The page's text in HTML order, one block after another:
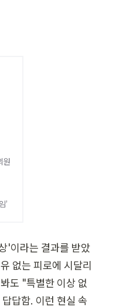
원
’
'이라는 결과를 받았
없는 피로에 시달리
도 "특별한 이상 없
답함. 이런 현실 속